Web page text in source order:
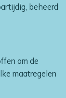
beheerd
om de
maatregelen